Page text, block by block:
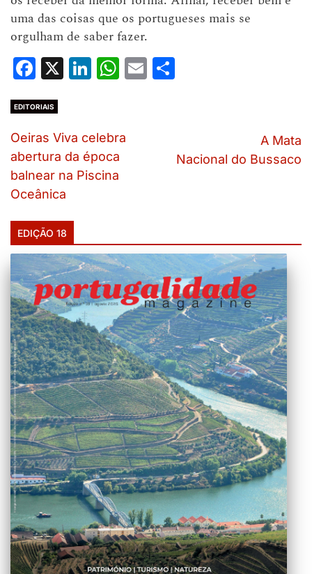
uma das coisas que os portugueses mais se
orgulham de saber fazer.
Facebook
X LinkedIn
WhatsApp
Email
EDITORIAIS
Oeiras Viva celebra
abertura da época
balnear na Piscina
Oceânica
A Mata
Nacional do Bussaco
EDIÇÃO 18